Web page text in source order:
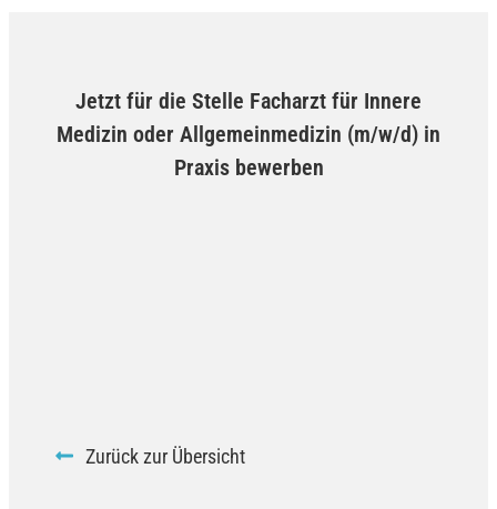
Jetzt für die Stelle Facharzt für Innere
Medizin oder Allgemeinmedizin (m/w/d) in
Praxis bewerben
Zurück zur Übersicht